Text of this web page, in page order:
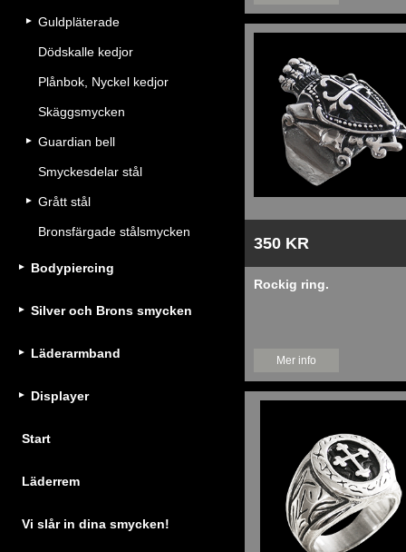
Guldpläterade
Dödskalle kedjor
Plånbok, Nyckel kedjor
Skäggsmycken
Guardian bell
Smyckesdelar stål
Grått stål
Bronsfärgade stålsmycken
Bodypiercing
Silver och Brons smycken
Läderarmband
Displayer
Start
Läderrem
Vi slår in dina smycken!
350 KR
Rockig ring.
Mer info